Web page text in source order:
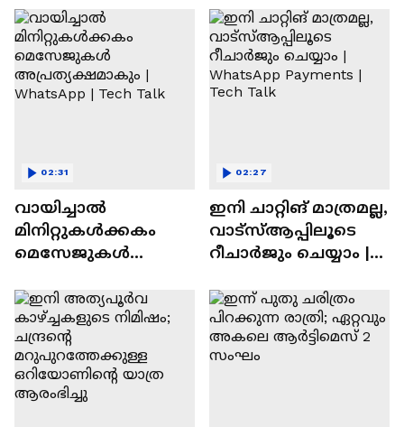
വായിച്ചാൽ
മിനിറ്റുകൾക്കകം
മെസേജുകള്‍
WhatsApp | Tech Talk
02:31
ഇനി ചാറ്റിങ് മാത്രമല്ല,
വാട്‌സ്‌ആപ്പിലൂടെ
റീചാർജും ചെയ്യാം |
Tech Talk
02:27